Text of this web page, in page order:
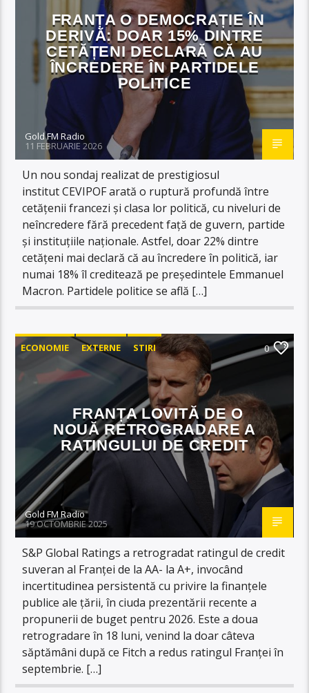
FRANȚA O DEMOCRAȚIE ÎN
DERIVĂ: DOAR 15% DINTRE
CETĂȚENI DECLARĂ CĂ AU
ÎNCREDERE ÎN PARTIDELE
POLITICE
Gold FM Radio
11 FEBRUARIE 2026
Un nou sondaj realizat de prestigiosul
institut CEVIPOF arată o ruptură profundă între
cetățenii francezi și clasa lor politică, cu niveluri de
neîncredere fără precedent față de guvern, partide
și instituțiile naționale. Astfel, doar 22% dintre
cetățeni mai declară că au încredere în politică, iar
numai 18% îl creditează pe președintele Emmanuel
Macron. Partidele politice se află […]
ECONOMIE EXTERNE STIRI 0
FRANȚA LOVITĂ DE O
NOUĂ RETROGRADARE A
RATINGULUI DE CREDIT
Gold FM Radio
19 OCTOMBRIE 2025
S&P Global Ratings a retrogradat ratingul de credit
suveran al Franței de la AA- la A+, invocând
incertitudinea persistentă cu privire la finanțele
publice ale țării, în ciuda prezentării recente a
propunerii de buget pentru 2026. Este a doua
retrogradare în 18 luni, venind la doar câteva
săptămâni după ce Fitch a redus ratingul Franței în
septembrie. […]